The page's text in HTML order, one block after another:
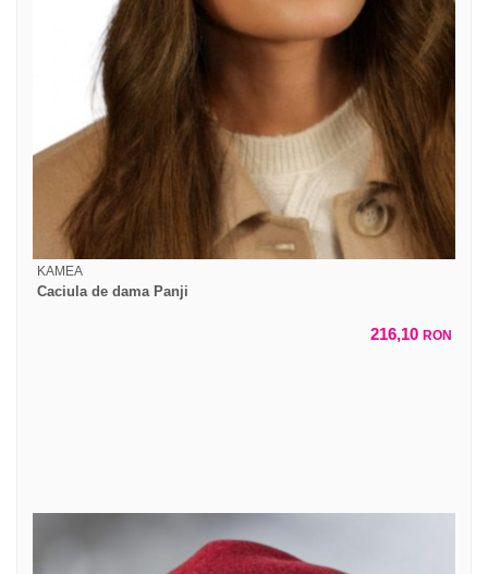
KAMEA
Caciula de dama Panji
216,10 RON